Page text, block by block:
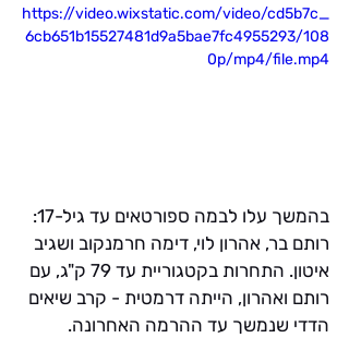
https://video.wixstatic.com/video/cd5b7c_
6cb651b15527481d9a5bae7fc4955293/108
0p/mp4/file.mp4
בהמשך עלו לבמה ספורטאים עד גיל-17:
רותם בר, אהרון לוי, דימה חרמנקוב ושגיב
איטון. התחרות בקטגוריית עד 79 ק"ג, עם
רותם ואהרון, הייתה דרמטית - קרב שיאים
הדדי שנמשך עד ההרמה האחרונה.